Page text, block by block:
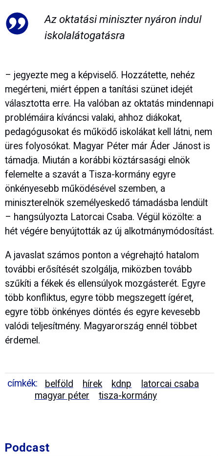
Az oktatási miniszter nyáron indul
iskolalátogatásra
– jegyezte meg a képviselő. Hozzátette, nehéz
megérteni, miért éppen a tanítási szünet idejét
választotta erre. Ha valóban az oktatás mindennapi
problémáira kíváncsi valaki, ahhoz diákokat,
pedagógusokat és működő iskolákat kell látni, nem
üres folyosókat. Magyar Péter már Áder Jánost is
támadja. Miután a korábbi köztársasági elnök
felemelte a szavát a Tisza-kormány egyre
önkényesebb működésével szemben, a
miniszterelnök személyeskedő támadásba lendült
– hangsúlyozta Latorcai Csaba. Végül közölte: a
hét végére benyújtották az új alkotmánymódosítást.
A javaslat számos ponton a végrehajtó hatalom
további erősítését szolgálja, miközben tovább
szűkíti a fékek és ellensúlyok mozgásterét. Egyre
több konfliktus, egyre több megszegett ígéret,
egyre több önkényes döntés és egyre kevesebb
valódi teljesítmény. Magyarország ennél többet
érdemel.
címkék: belföld hírek kdnp
latorcai csaba
magyar péter
tisza-kormány
Podcast